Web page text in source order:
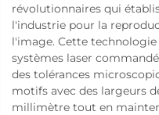
révolutionnaires qui
l'industrie pour la
l'image. Cette
systèmes laser
des tolérances
motifs avec des largeurs
millimètre tout en